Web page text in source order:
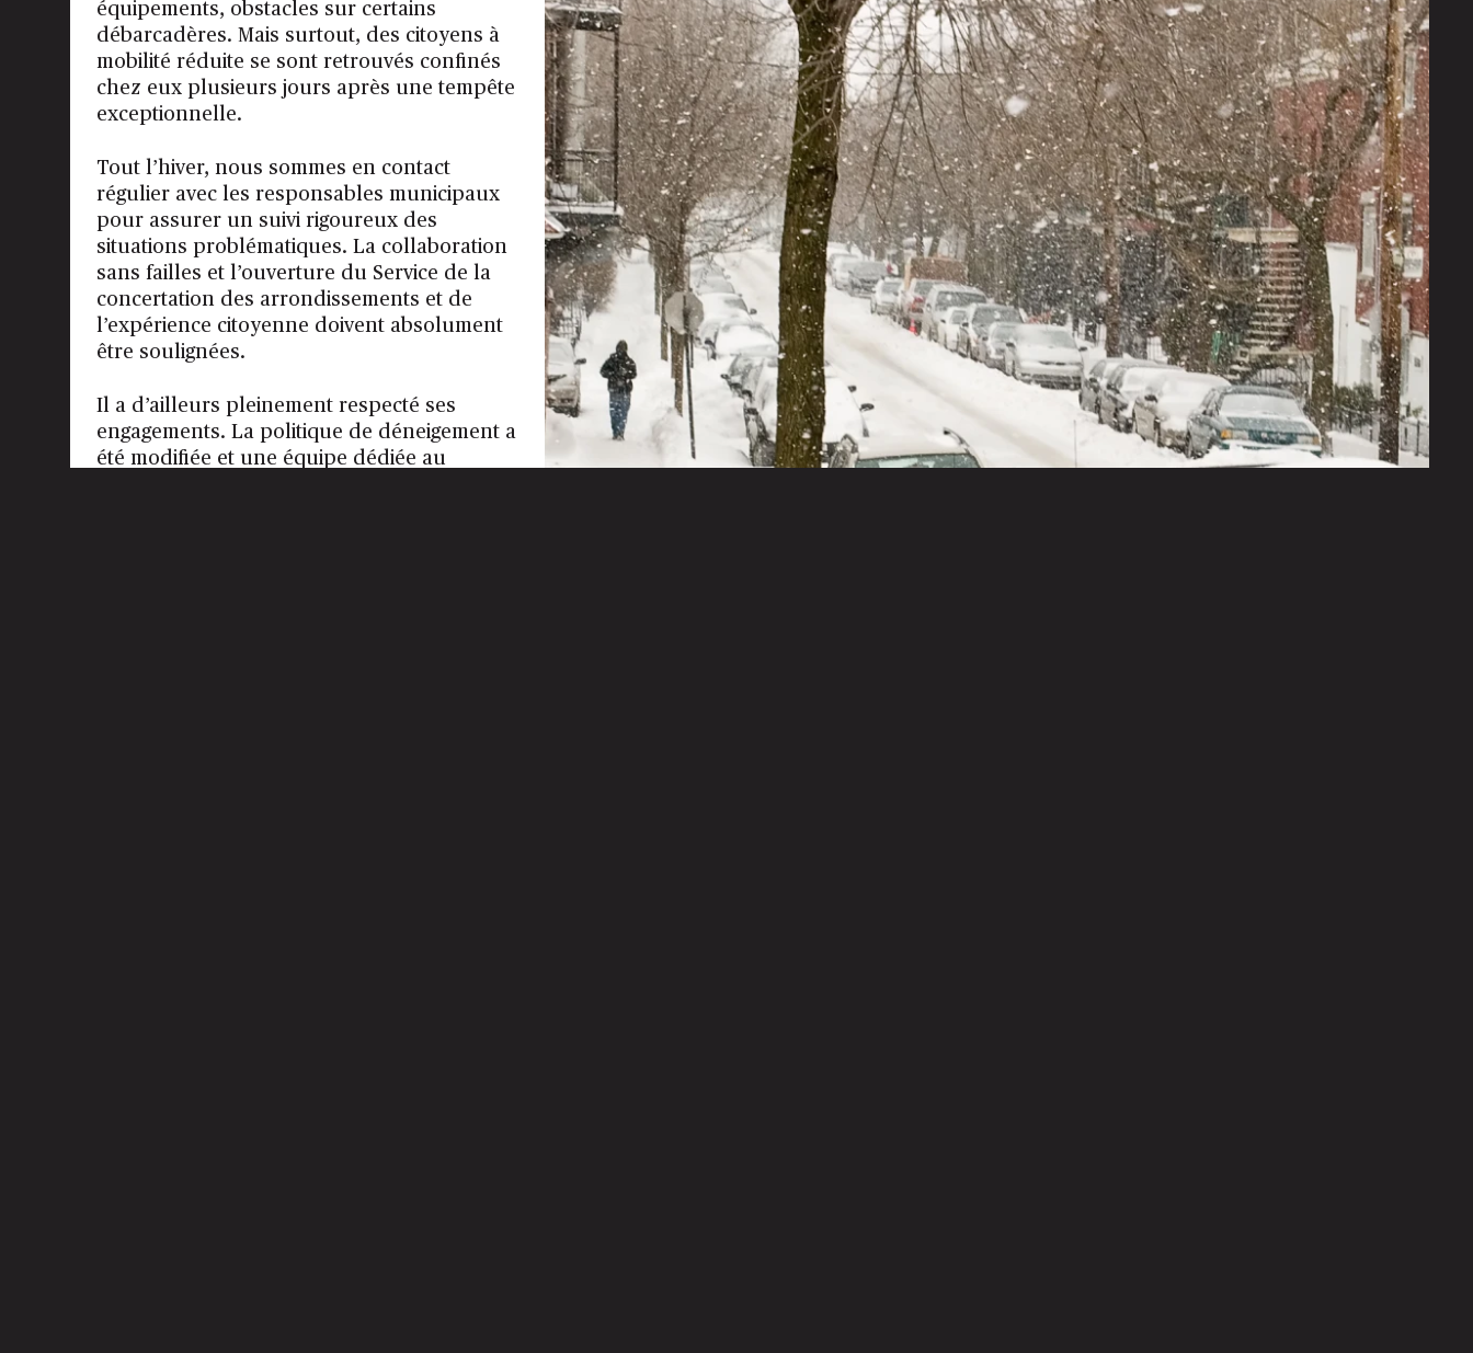
équipements, obstacles sur certains
débarcadères. Mais surtout, des citoyens à
mobilité réduite se sont retrouvés confinés
chez eux plusieurs jours après une tempête
exceptionnelle.
Tout l’hiver, nous sommes en contact
régulier avec les responsables municipaux
pour assurer un suivi rigoureux des
situations problématiques. La collaboration
sans failles et l’ouverture du Service de la
concertation des arrondissements et de
l’expérience citoyenne doivent absolument
être soulignées.
Il a d’ailleurs pleinement respecté ses
engagements. La politique de déneigement a
été modifiée et une équipe dédiée au